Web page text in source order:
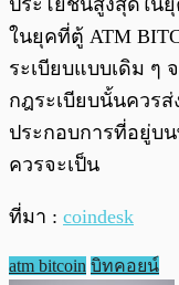
ประโยชน์สูงสุดใน
ในยุคที่ตู้ ATM
ระเบียบแบบเดิม ๆ
กฎระเบียบนั้นควร
ประกอบการที่อยู่บ
ควรจะเป็น
ที่มา : coindesk
atm bitcoin บิทคอยน์